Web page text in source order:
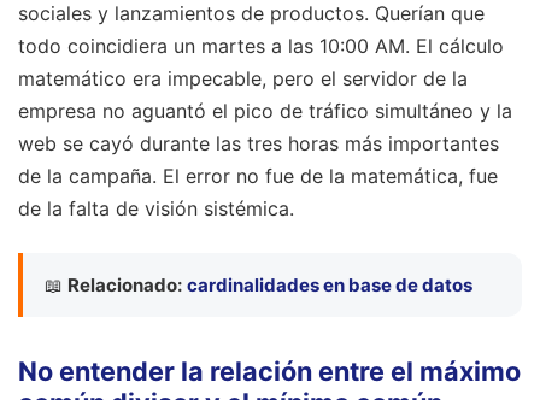
sociales y lanzamientos de productos. Querían que
todo coincidiera un martes a las 10:00 AM. El cálculo
matemático era impecable, pero el servidor de la
empresa no aguantó el pico de tráfico simultáneo y la
web se cayó durante las tres horas más importantes
de la campaña. El error no fue de la matemática, fue
de la falta de visión sistémica.
📖 Relacionado: cardinalidades en base de datos
No entender la relación entre el máximo